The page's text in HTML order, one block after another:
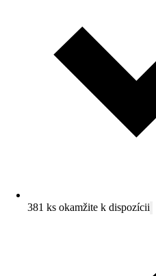
381 ks okamžite k dispozícii